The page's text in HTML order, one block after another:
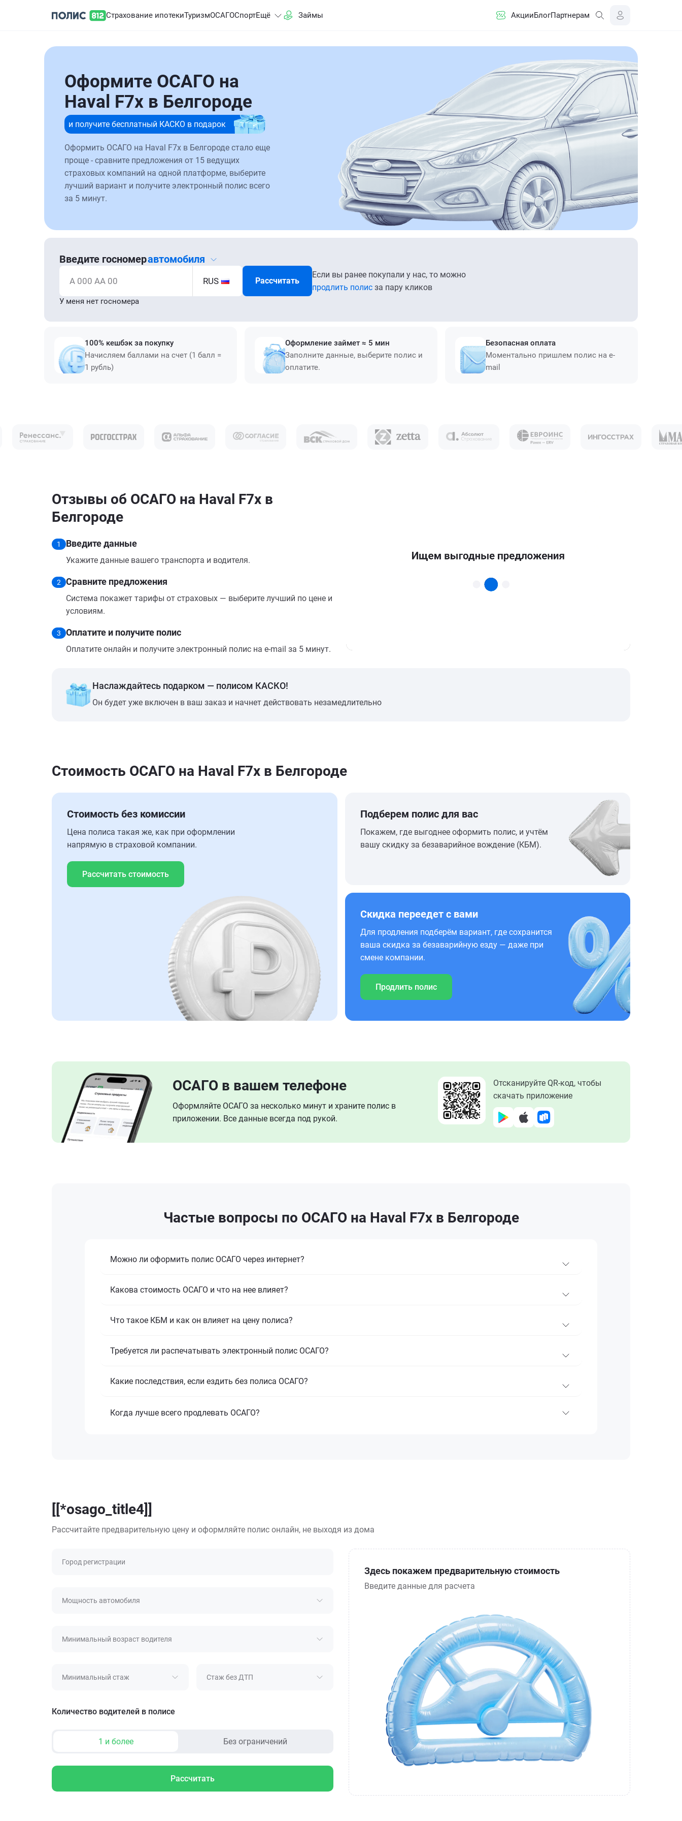
Страхование ипотекиТуризмОСАГОСпортЕщё Займы АкцииБлогПартнерам
Оформите ОСАГО на
Haval F7x в Белгороде
и получите бесплатный КАСКО в подарок
Оформить ОСАГО на Haval F7x в Белгороде стало еще
проще - сравните предложения от 15 ведущих
страховых компаний на одной платформе, выберите
лучший вариант и получите электронный полис всего
за 5 минут.
Введите госномеравтомобиля
А 000 АА 00 RUS Рассчитать
Если вы ранее покупали у нас, то можно
продлить полис за пару кликов
У меня нет госномера
100% кешбэк за покупку
Начисляем баллами на счет (1 балл =
1 рубль)
Оформление займет ≈ 5 мин
Заполните данные, выберите полис и
оплатите.
Безопасная оплата
Моментально пришлем полис на e-
mail
Отзывы об ОСАГО на Haval F7x в
Белгороде
1 Введите данные
Укажите данные вашего транспорта и водителя.
2 Сравните предложения
Система покажет тарифы от страховых — выберите лучший по цене и
условиям.
3 Оплатите и получите полис
Оплатите онлайн и получите электронный полис на e-mail за 5 минут.
Наслаждайтесь подарком — полисом КАСКО!
Он будет уже включен в ваш заказ и начнет действовать незамедлительно
Стоимость ОСАГО на Haval F7x в Белгороде
Стоимость без комиссии
Цена полиса такая же, как при оформлении
напрямую в страховой компании.
Рассчитать стоимость
Подберем полис для вас
Покажем, где выгоднее оформить полис, и учтём
вашу скидку за безаварийное вождение (КБМ).
Скидка переедет с вами
Для продления подберём вариант, где сохранится
ваша скидка за безаварийную езду — даже при
смене компании.
Продлить полис
ОСАГО в вашем телефоне
Оформляйте ОСАГО за несколько минут и храните полис в
приложении. Все данные всегда под рукой.
Отсканируйте QR-код, чтобы
скачать приложение
Частые вопросы по ОСАГО на Haval F7x в Белгороде
Можно ли оформить полис ОСАГО через интернет?
Какова стоимость ОСАГО и что на нее влияет?
Что такое КБМ и как он влияет на цену полиса?
Требуется ли распечатывать электронный полис ОСАГО?
Какие последствия, если ездить без полиса ОСАГО?
Когда лучше всего продлевать ОСАГО?
[[*osago_title4]]
Рассчитайте предварительную цену и оформляйте полис онлайн, не выходя из дома
Город регистрации
Мощность автомобиля
Минимальный возраст водителя
Минимальный стаж Стаж без ДТП
Количество водителей в полисе
1 и более Без ограничений
Рассчитать
Здесь покажем предварительную стоимость
Введите данные для расчета